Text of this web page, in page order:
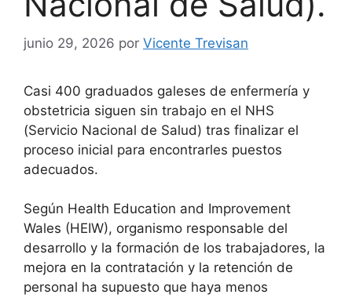
junio 29, 2026 por Vicente Trevisan
Casi 400 graduados galeses de enfermería y
obstetricia siguen sin trabajo en el NHS
(Servicio Nacional de Salud) tras finalizar el
proceso inicial para encontrarles puestos
adecuados.
Según Health Education and Improvement
Wales (HEIW), organismo responsable del
desarrollo y la formación de los trabajadores, la
mejora en la contratación y la retención de
personal ha supuesto que haya menos